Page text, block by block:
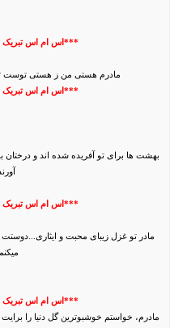
***اس ام اس تبریک روز
مادرم هستی من ز هستی توست
***اس ام اس تبریک روز
بهشت ها برای تو آفریده شده اند و درختان
***اس ام اس تبریک روز
مادر تو غزل زیبای محبت و ایثاری...دوستت
***اس ام اس تبریک روز
مادرم، خواستم خوشبوترین گل دنیا را برایت